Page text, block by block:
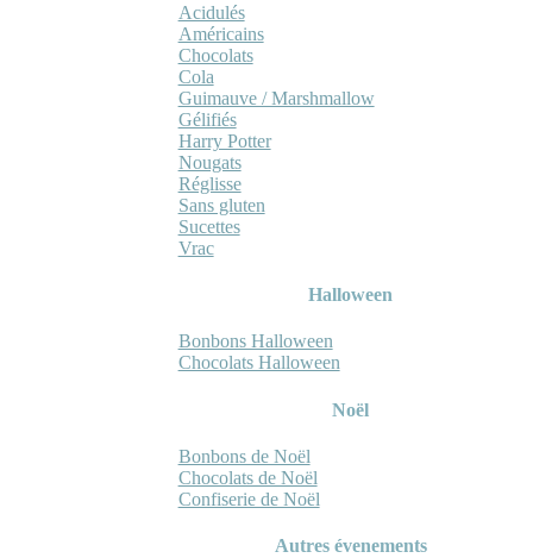
Acidulés
Américains
Chocolats
Cola
Guimauve / Marshmallow
Gélifiés
Harry Potter
Nougats
Réglisse
Sans gluten
Sucettes
Vrac
Halloween
Bonbons Halloween
Chocolats Halloween
Noël
Bonbons de Noël
Chocolats de Noël
Confiserie de Noël
Autres évenements